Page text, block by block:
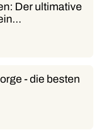
Der ultimative
- die besten